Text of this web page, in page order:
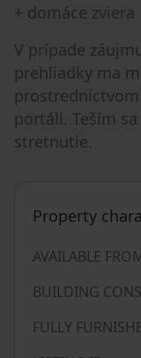
+ domáce zviera
V prípade
prehliadky ma
portáli. Teším
stretnutie.
Property
AVAILABLE
BUILDING
FULLY